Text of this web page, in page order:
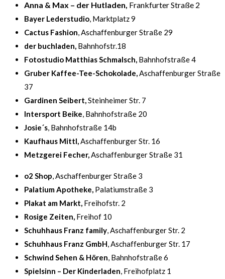
Anna & Max – der Hutladen, Frankfurter Straße 2
Bayer Lederstudio, Marktplatz 9
Cactus Fashion, Aschaffenburger Straße 29
der buchladen, Bahnhofstr.18
Fotostudio Matthias Schmalsch, Bahnhofstraße 4
Gruber Kaffee-Tee-Schokolade,Aschaffenburger Straße
37
Gardinen Seibert,Steinheimer Str. 7
Intersport Beike, Bahnhofstraße 20
Josie´s, Bahnhofstraße 14b
Kaufhaus Mittl,Aschaffenburger Str. 16
Metzgerei Fecher,Aschaffenburger Straße 31
o2 Shop, Aschaffenburger Straße 3
Palatium Apotheke, Palatiumstraße 3
Plakat am Markt, Freihofstr. 2
Rosige Zeiten, Freihof 10
Schuhhaus Franz family, Aschaffenburger Str. 2
Schuhhaus Franz GmbH, Aschaffenburger Str. 17
Schwind Sehen & Hören, Bahnhofstraße 6
Spielsinn – Der Kinderladen, Freihofplatz 1